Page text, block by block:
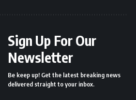
Sign Up For Our
Newsletter
Be keep up! Get the latest breaking news
delivered straight to your inbox.